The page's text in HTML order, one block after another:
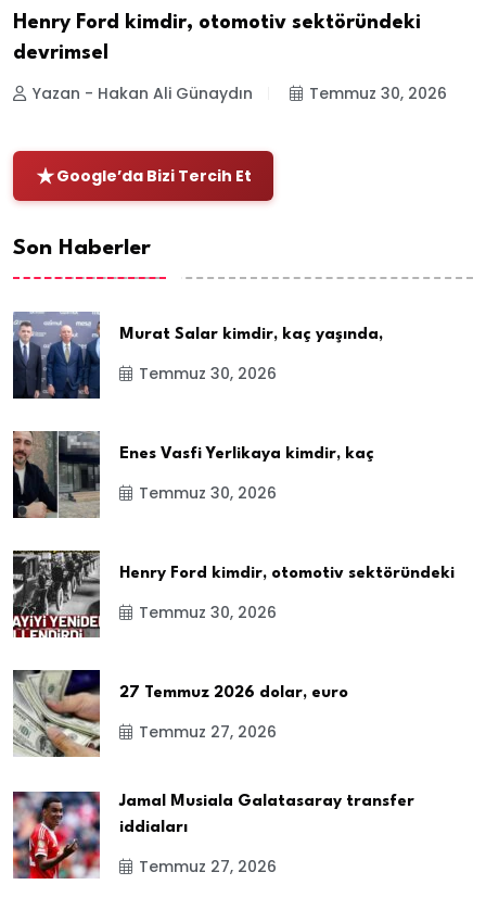
Henry Ford kimdir, otomotiv sektöründeki
devrimsel
Yazan - Hakan Ali Günaydın Temmuz 30, 2026
Google’da Bizi Tercih Et
Son Haberler
Murat Salar kimdir, kaç yaşında,
Temmuz 30, 2026
Enes Vasfi Yerlikaya kimdir, kaç
Temmuz 30, 2026
Henry Ford kimdir, otomotiv sektöründeki
Temmuz 30, 2026
27 Temmuz 2026 dolar, euro
Temmuz 27, 2026
Jamal Musiala Galatasaray transfer
iddiaları
Temmuz 27, 2026